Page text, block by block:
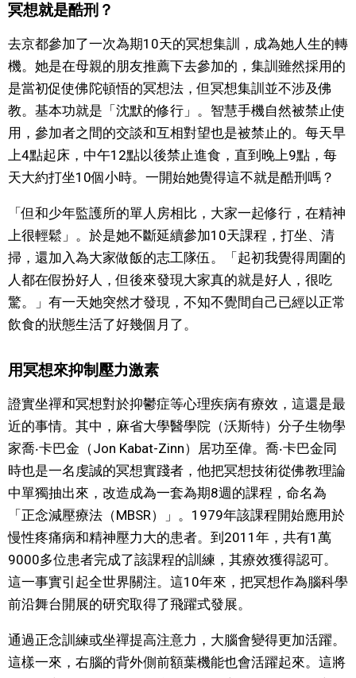
科學技術
生活
運動
娛樂
教育
工作勞動
家庭
語言
東京
編輯部通知
冥想就是酷刑？
去京都參加了一次為期10天的冥想集訓，成為她人生的轉
機。她是在母親的朋友推薦下去參加的，集訓雖然採用的
是當初促使佛陀頓悟的冥想法，但冥想集訓並不涉及佛
教。基本功就是「沈默的修行」。智慧手機自然被禁止使
用，參加者之間的交談和互相對望也是被禁止的。每天早
上4點起床，中午12點以後禁止進食，直到晚上9點，每
天大約打坐10個小時。一開始她覺得這不就是酷刑嗎？
「但和少年監護所的單人房相比，大家一起修行，在精神
上很輕鬆」。於是她不斷延續參加10天課程，打坐、清
掃，還加入為大家做飯的志工隊伍。「起初我覺得周圍的
人都在假扮好人，但後來發現大家真的就是好人，很吃
驚。」有一天她突然才發現，不知不覺間自己已經以正常
飲食的狀態生活了好幾個月了。
用冥想來抑制壓力激素
證實坐禪和冥想對於抑鬱症等心理疾病有療效，這還是最
近的事情。其中，麻省大學醫學院（沃斯特）分子生物學
家喬‧卡巴金（Jon Kabat-Zinn）居功至偉。喬‧卡巴金同
時也是一名虔誠的冥想實踐者，他把冥想技術從佛教理論
中單獨抽出來，改造成為一套為期8週的課程，命名為
「正念減壓療法（MBSR）」。1979年該課程開始應用於
慢性疼痛病和精神壓力大的患者。到2011年，共有1萬
9000多位患者完成了該課程的訓練，其療效獲得認可。
這一事實引起全世界關注。這10年來，把冥想作為腦科學
前沿舞台開展的研究取得了飛躍式發展。
通過正念訓練或坐禪提高注意力，大腦會變得更加活躍。
這樣一來，右腦的背外側前額葉機能也會活躍起來。這將